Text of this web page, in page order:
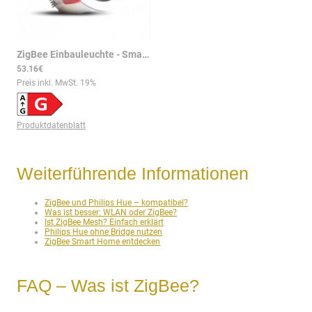
ZigBee Einbauleuchte - Smarte LED-Beleuchtung mit RGB und CCT-Steuerung
53.16€
Preis inkl. MwSt. 19%
Produktdatenblatt
Weiterführende Informationen
ZigBee und Philips Hue – kompatibel?
Was ist besser: WLAN oder ZigBee?
Ist ZigBee Mesh? Einfach erklärt
Philips Hue ohne Bridge nutzen
ZigBee Smart Home entdecken
FAQ – Was ist ZigBee?